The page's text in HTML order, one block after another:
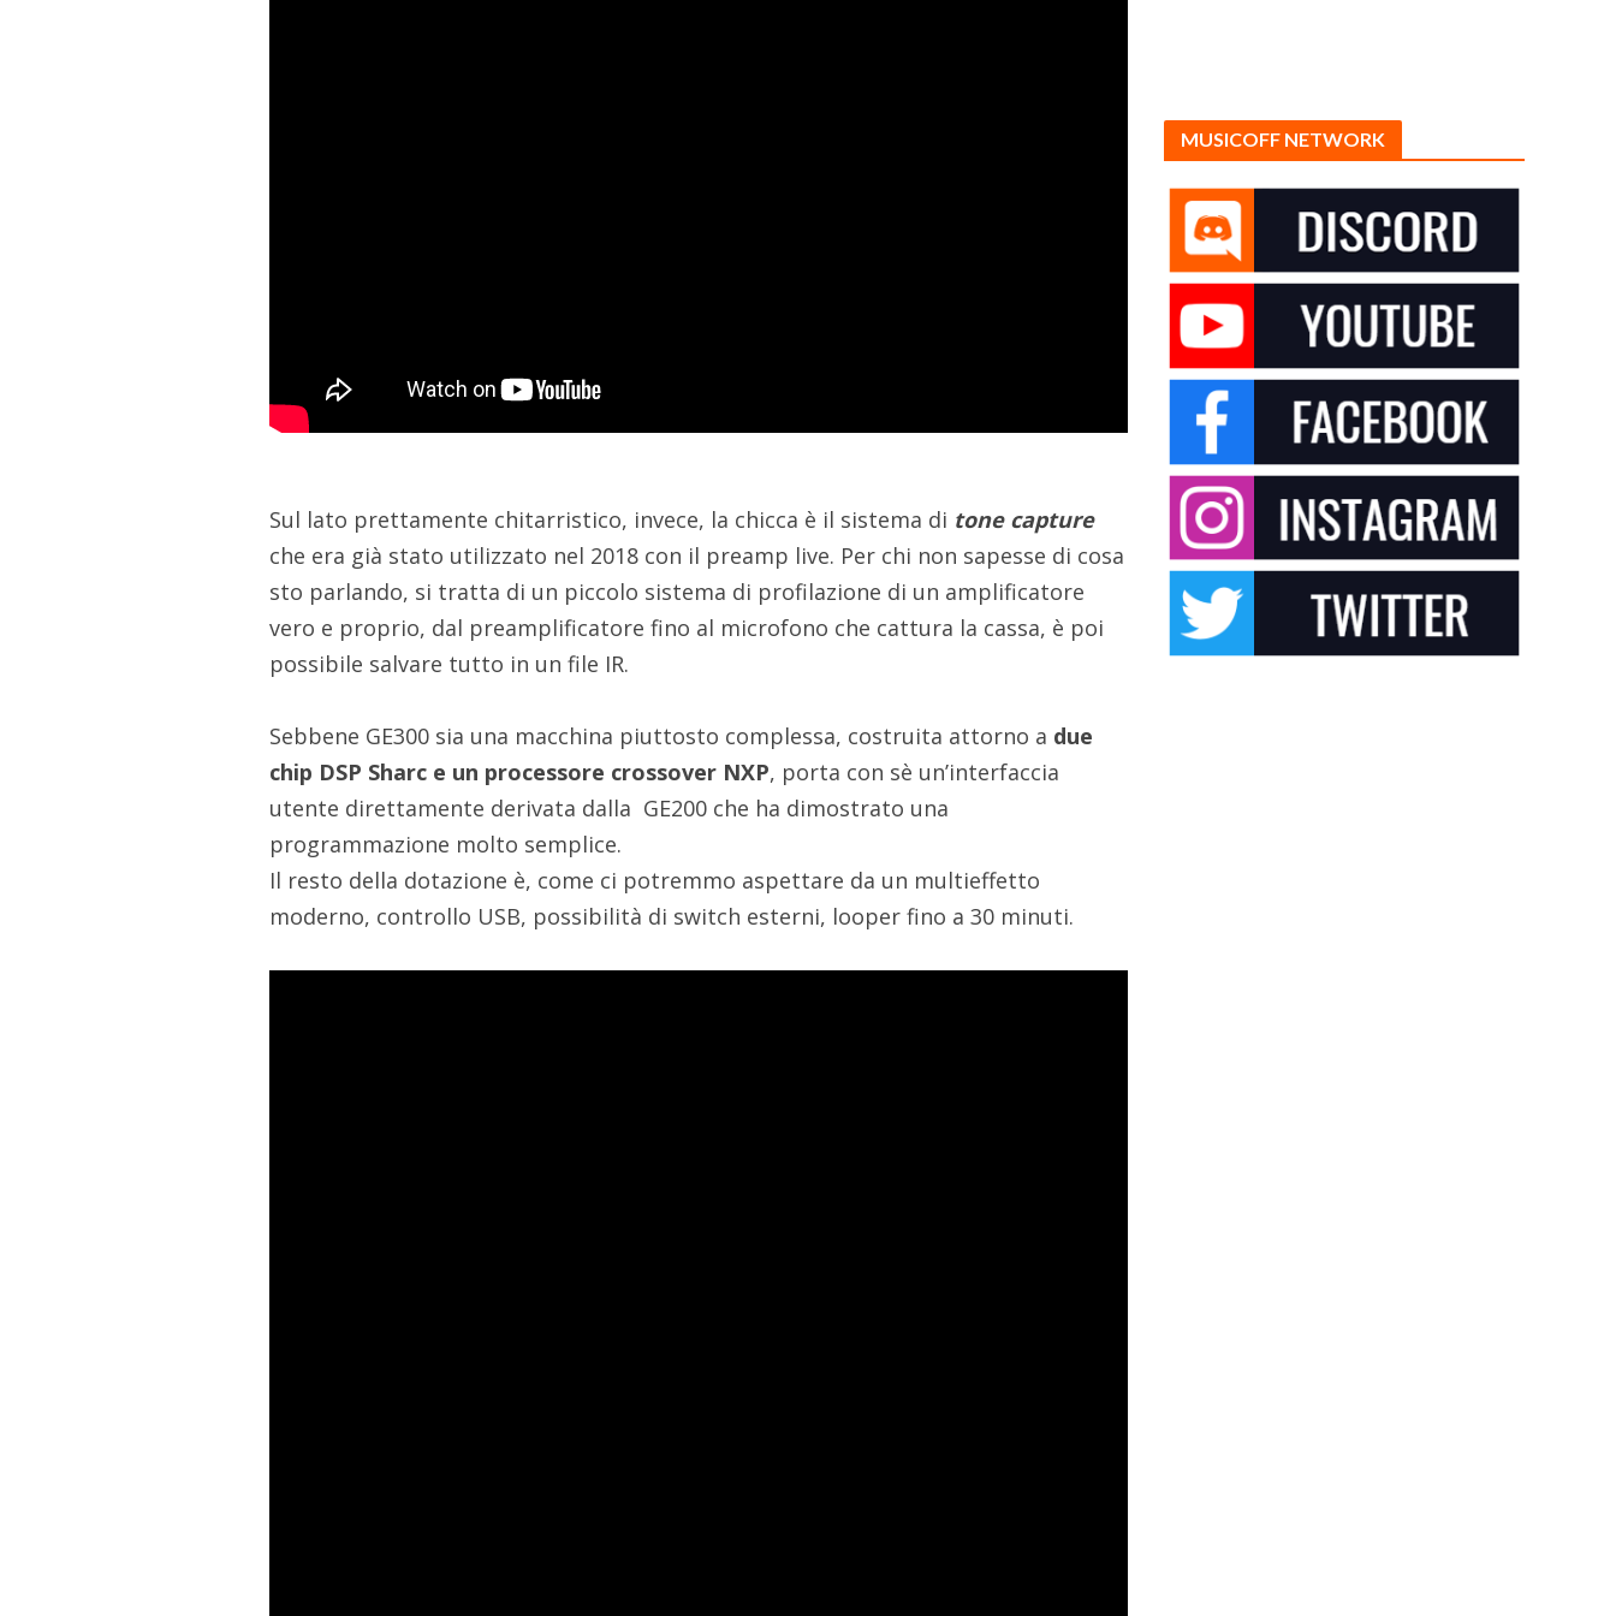
Sul lato prettamente chitarristico, invece, la chicca è il sistema di tone capture
che era già stato utilizzato nel 2018 con il preamp live. Per chi non sapesse di cosa
sto parlando, si tratta di un piccolo sistema di profilazione di un amplificatore
vero e proprio, dal preamplificatore fino al microfono che cattura la cassa, è poi
possibile salvare tutto in un file IR.
Sebbene GE300 sia una macchina piuttosto complessa, costruita attorno a due
chip DSP Sharc e un processore crossover NXP, porta con sè un’interfaccia
utente direttamente derivata dalla GE200 che ha dimostrato una
programmazione molto semplice.
Il resto della dotazione è, come ci potremmo aspettare da un multieffetto
moderno, controllo USB, possibilità di switch esterni, looper fino a 30 minuti.
MUSICOFF NETWORK